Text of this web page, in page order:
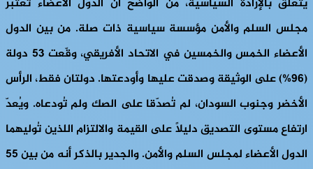
مجلس السلم والأمن مؤسسة سياسية ذات صلة. من بين الدول
الأعضاء الخمس والخمسين في الاتحاد الأفريقي، وقّعت 53 دولة
(96%) على الوثيقة وصدقت عليها وأودعتها. دولتان فقط، الرأس
الأخضر وجنوب السودان، لم تُصدّقا على الصك ولم تُودعاه. ويُعدّ
ارتفاع مستوى التصديق دليلاً على القيمة والالتزام اللذين تُوليهما
الدول الأعضاء لمجلس السلم والأمن. والجدير بالذكر أنه من بين 55